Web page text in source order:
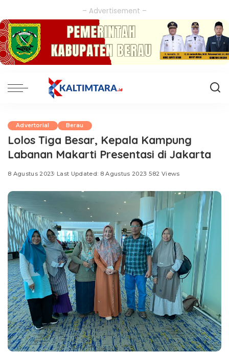
– Advertisement –
Advertorial Berau
Lolos Tiga Besar, Kepala Kampung
Labanan Makarti Presentasi di Jakarta
8 Agustus 2023 Last Updated: 8 Agustus 2023 582 Views